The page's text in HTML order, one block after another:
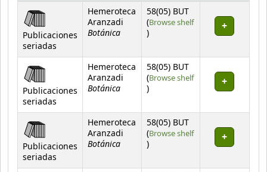
Holdings
Publicaciones
seriadas
Hemeroteca
Aranzadi
Botánica
58(05) BUT
(Browse shelf
(Opens below)
)
Publicaciones
seriadas
Hemeroteca
Aranzadi
Botánica
58(05) BUT
(Browse shelf
(Opens below)
)
Publicaciones
seriadas
Hemeroteca
Aranzadi
Botánica
58(05) BUT
(Browse shelf
(Opens below)
)